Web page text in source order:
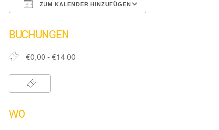
ZUM KALENDER HINZUFÜGEN
BUCHUNGEN
€0,00 - €14,00
WO